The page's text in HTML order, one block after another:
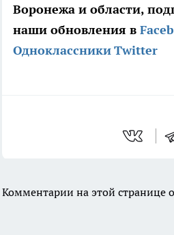
Воронежа и области,
наши обновления в
ОдноклассникиTwitter
Комментарии на этой странице